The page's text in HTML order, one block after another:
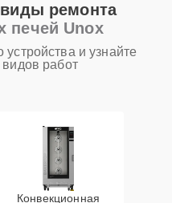
ремонта
печей Unox
и узнайте
видов работ
Конвекционная